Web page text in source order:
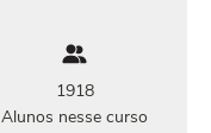
1918
Alunos nesse curso